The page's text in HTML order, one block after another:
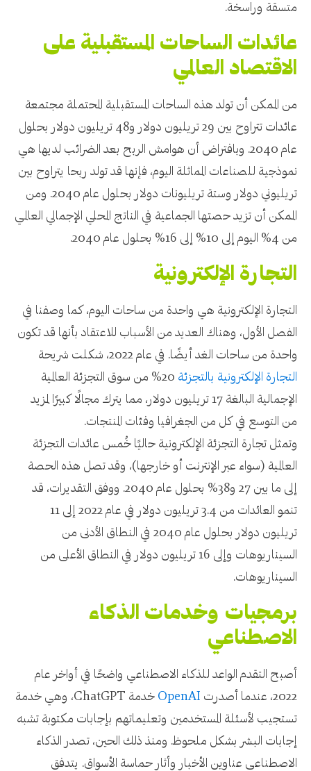
متسقة وراسخة.
عائدات الساحات المستقبلية على
الاقتصاد العالمي
من الممكن أن تولد هذه الساحات المستقبلية المحتملة مجتمعة
عائدات تتراوح بين 29 تريليون دولار و48 تريليون دولار بحلول
عام 2040. وبافتراض أن هوامش الربح بعد الضرائب لديها هي
نموذجية للصناعات المماثلة اليوم، فإنها قد تولد ربحا يتراوح بين
تريليوني دولار وستة تريليونات دولار بحلول عام 2040. ومن
الممكن أن تزيد حصتها الجماعية في الناتج المحلي الإجمالي العالمي
من 4% اليوم إلى 10% إلى 16% بحلول عام 2040.
التجارة الإلكترونية
التجارة الإلكترونية هي واحدة من ساحات اليوم، كما وصفنا في
الفصل الأول، وهناك العديد من الأسباب للاعتقاد بأنها قد تكون
واحدة من ساحات الغد أيضًا. في عام 2022، شكلت شريحة
التجارة الإلكترونية بالتجزئة
20% من سوق التجزئة العالمية
الإجمالية البالغة 17 تريليون دولار، مما يترك مجالًا كبيرًا لمزيد
من التوسع في كل من الجغرافيا وفئات المنتجات.
وتمثل تجارة التجزئة الإلكترونية حاليًا خُمس عائدات التجزئة
العالمية (سواء عبر الإنترنت أو خارجها)، وقد تصل هذه الحصة
إلى ما بين 27 و38% بحلول عام 2040. ووفق التقديرات، قد
تنمو العائدات من 3.4 تريليون دولار في عام 2022 إلى 11
تريليون دولار بحلول عام 2040 في النطاق الأدنى من
السيناريوهات وإلى 16 تريليون دولار في النطاق الأعلى من
السيناريوهات.
برمجيات وخدمات الذكاء
الاصطناعي
أصبح التقدم الواعد للذكاء الاصطناعي واضحًا في أواخر عام
2022، عندما أصدرت
OpenAI
خدمة ChatGPT، وهي خدمة
تستجيب لأسئلة المستخدمين وتعليماتهم بإجابات مكتوبة تشبه
إجابات البشر بشكل ملحوظ. ومنذ ذلك الحين، تصدر الذكاء
الاصطناعي عناوين الأخبار وأثار حماسة الأسواق. يتدفق